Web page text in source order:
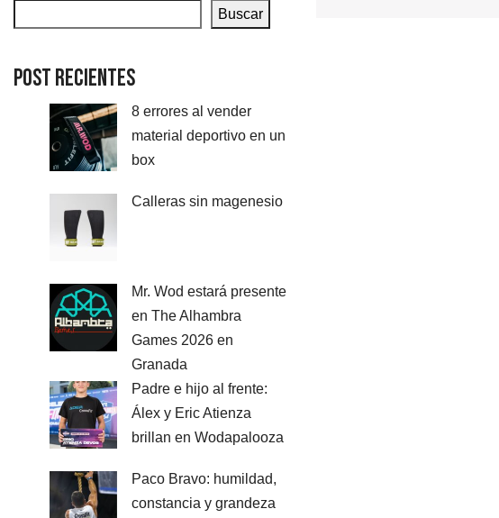
Buscar
Post Recientes
8 errores al vender
material deportivo en un
box
Calleras sin magenesio
Mr. Wod estará presente
en The Alhambra
Games 2026 en
Granada
Padre e hijo al frente:
Álex y Eric Atienza
brillan en Wodapalooza
Paco Bravo: humildad,
constancia y grandeza